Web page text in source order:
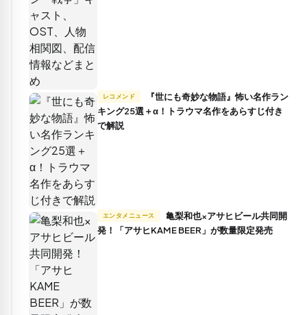
レコメンド
キング25選＋α！トラウマ名作をあらすじ付き
で解説
エンタメニュース
発！「アサヒKAME BEER」が数量限定発売